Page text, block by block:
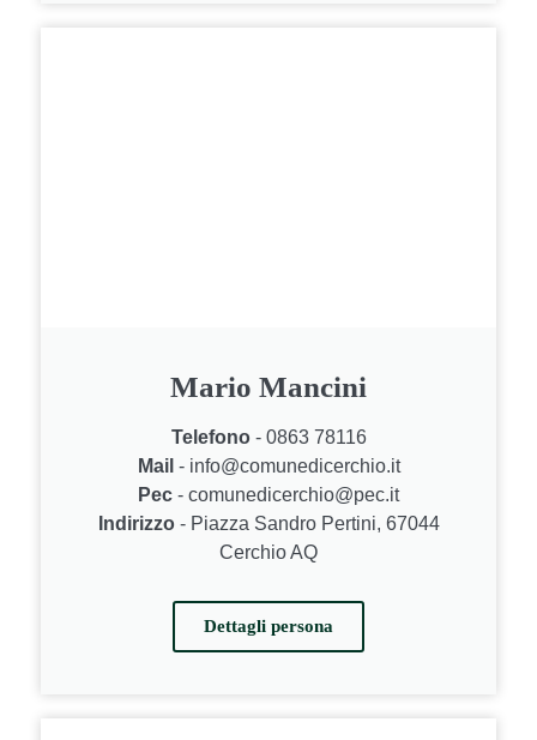
Mario Mancini
Telefono- 0863 78116
Mail - info@comunedicerchio.it
Pec - comunedicerchio@pec.it
Indirizzo- Piazza Sandro Pertini, 67044
Cerchio AQ
Dettagli persona